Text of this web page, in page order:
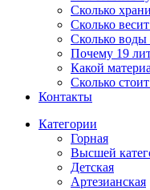
Сколько
Сколько
Сколько воды
Почему 19
Какой
Сколько
Контакты
Категории
Горная
Высшей
Детская
Артезианская